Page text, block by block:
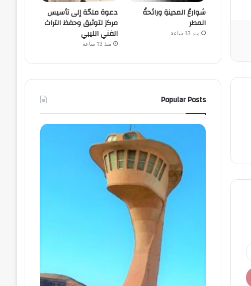
شوارعُ المدينةِ ورائحةُ
المطر
منذ 13 ساعة
دعوة ملحّة إلى تأسيس
مركز لتوثيق وحفظ التراث
الفني الليبي
منذ 13 ساعة
Popular Posts